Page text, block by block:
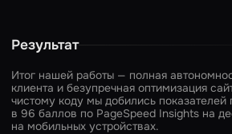
Результат
Итог нашей работы — полная
клиента и безупречная оптимизация
чистому коду мы добились показателей
в 96 баллов по PageSpeed Insights на
на мобильных устройствах.